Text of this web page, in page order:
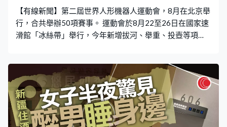
【有線新聞】第二屆世界人形機器人運動會，8月在北京舉
行，合共舉辦50項賽事。 運動會於8月22至26日在國家速
滑館「冰絲帶」舉行，今年新增拔河、舉重、投壺等項
書等，以比拼理解和執行任務的能力。 當局期望運動會能
夠成為全球技術交流和展示創科成果的平台，北京市經信
局黨組成員、副局長劉維亮：「機器人每完成一次精細動
作，都為未來解鎖一種新的可能，我們期待通過這場硬核
的技術切磋，激盪出創新的文化，讓前沿技術在碰撞中迭